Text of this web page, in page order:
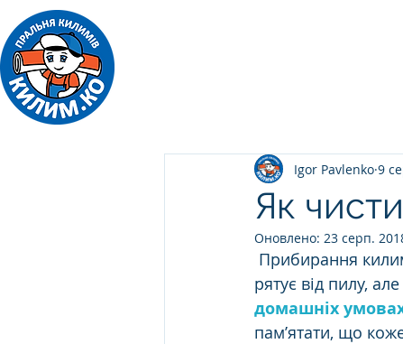
Як
Igor Pavlenko 9
Оновлено: 23 серп.
рятує від пилу,
домашніх
пам’ятати, що